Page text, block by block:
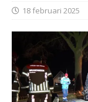
18 februari 2025